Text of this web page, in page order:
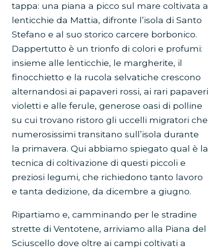
tappa: una piana a picco sul mare coltivata a
lenticchie da Mattia, difronte l’isola di Santo
Stefano e al suo storico carcere borbonico.
Dappertutto è un trionfo di colori e profumi:
insieme alle lenticchie, le margherite, il
finocchietto e la rucola selvatiche crescono
alternandosi ai papaveri rossi, ai rari papaveri
violetti e alle ferule, generose oasi di polline
su cui trovano ristoro gli uccelli migratori che
numerosissimi transitano sull’isola durante
la primavera. Qui abbiamo spiegato qual è la
tecnica di coltivazione di questi piccoli e
preziosi legumi, che richiedono tanto lavoro
e tanta dedizione, da dicembre a giugno.
Ripartiamo e, camminando per le stradine
strette di Ventotene, arriviamo alla Piana del
Sciuscello dove oltre ai campi coltivati a